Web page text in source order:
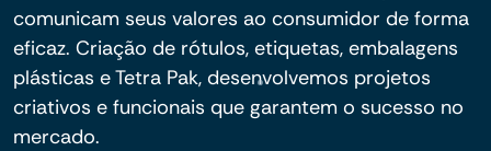
comunicam seus valores ao consumidor de forma
eficaz. Criação de rótulos, etiquetas, embalagens
plásticas e Tetra Pak, desenvolvemos projetos
criativos e funcionais que garantem o sucesso no
mercado.